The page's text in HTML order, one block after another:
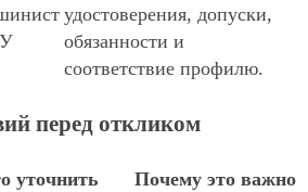
удостоверения, допуски,
обязанности и
соответствие профилю.
перед откликом
уточнить Почему это важно